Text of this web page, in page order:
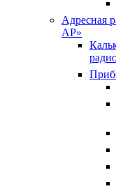
Адресная
АР»